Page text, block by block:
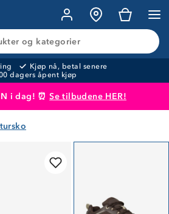
og kategorier
Kjøp nå, betal senere
dagers åpent kjøp
i dag! ⏰Se tilbudene HER!
er lagt i handlekurven